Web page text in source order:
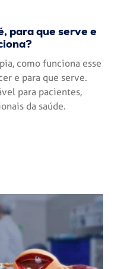
para que serve e
como funciona esse
e para que serve.
para pacientes,
da saúde.